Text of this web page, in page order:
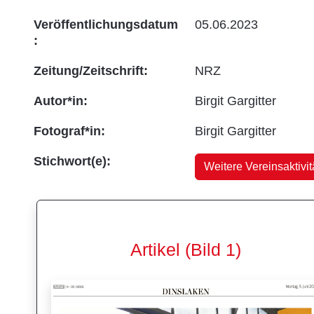
Veröffentlichungsdatum
:
05.06.2023
Zeitung/Zeitschrift: NRZ
Autor*in: Birgit Gargitter
Fotograf*in: Birgit Gargitter
Stichwort(e): Weitere
Artikel (Bild 1)